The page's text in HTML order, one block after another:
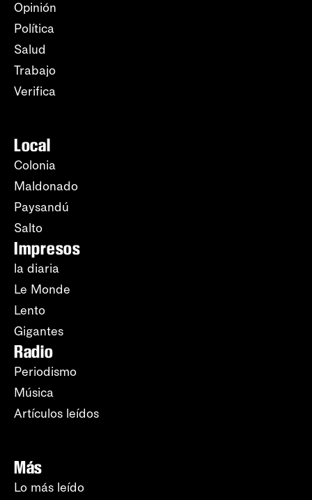
Opinión
Política
Salud
Trabajo
Verifica
Local
Colonia
Maldonado
Paysandú
Salto
Impresos
la diaria
Le Monde
Lento
Gigantes
Radio
Periodismo
Música
Artículos leídos
Más
Lo más leído